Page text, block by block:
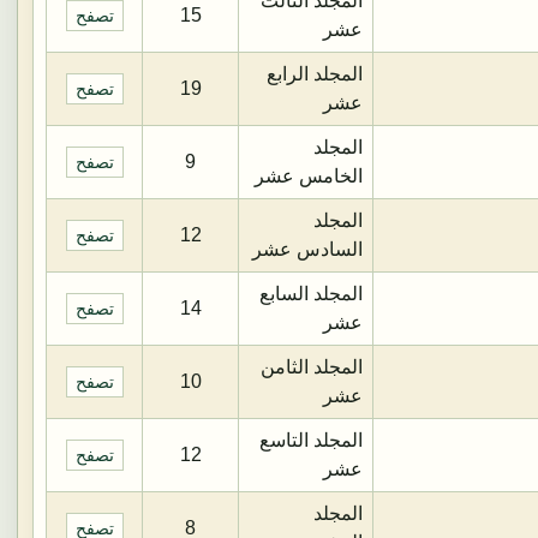
عشر
15 تصفح
المجلد الرابع
عشر
19 تصفح
المجلد
الخامس عشر
9 تصفح
المجلد
السادس عشر
12 تصفح
المجلد السابع
عشر
14 تصفح
المجلد الثامن
عشر
10 تصفح
المجلد التاسع
عشر
12 تصفح
المجلد
8 تصفح